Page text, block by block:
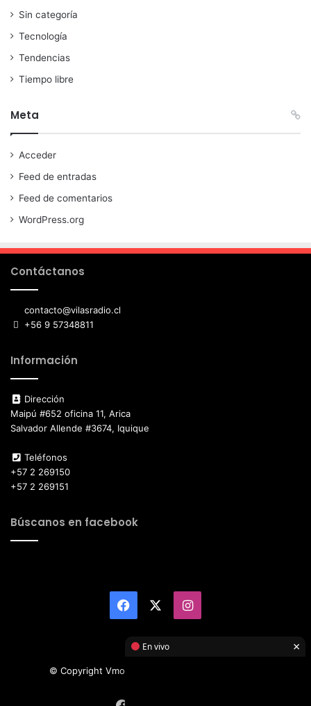
Sin categoría
Tecnología
Tendencias
Tiempo libre
Meta
Acceder
Feed de entradas
Feed de comentarios
WordPress.org
Contáctanos
contacto@vilasradio.cl
+56 9 57348811
Información
Dirección
Maipú #652 oficina 11, Arica
Salvador Allende #3674, Iquique
Teléfonos
+57 2 269150
+57 2 269151
Búscanos en facebook
Facebook Instagram
© Copyright Vmotor TI 2026, All Rights Reserved
En vivo ×